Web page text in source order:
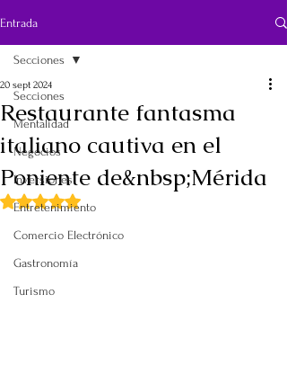
Entrada
Secciones
Mentalidad
Negocios
Inversiones
Entretenimiento
Comercio Electrónico
Gastronomía
Turismo
Secciones
Restaurante fantasma
italiano cautiva en el
Poniente de&nbsp;Mérida
20 sept 2024
Obtuvo NaN de 5 estrellas.